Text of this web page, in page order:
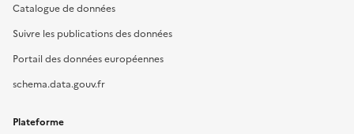
Catalogue de données
Suivre les publications des données
Portail des données européennes
schema.data.gouv.fr
Plateforme